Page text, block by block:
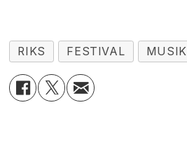
RIKS FESTIVAL MUSIK